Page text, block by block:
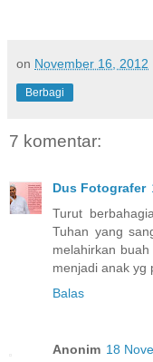
on November 16, 2012
Berbagi
7 komentar:
Dus Fotografer
Turut
Tuhan yang
melahirkan
menjadi anak yg
Balas
Anonim 18